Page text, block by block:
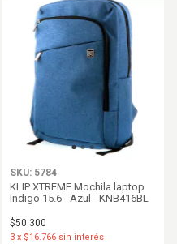
SKU: 5784
KLIP XTREME Mochila laptop
Indigo 15.6 - Azul - KNB416BL
$50.300
3 x $16.766 sin interés